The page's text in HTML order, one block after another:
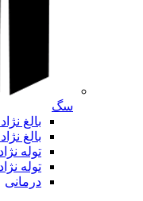
سگ
بالغ
بالغ
توله
توله
درمانی